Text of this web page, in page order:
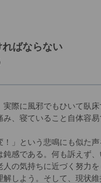
ばならない
際に風邪でもひいて臥
、寝ていること自体容易
」という悲鳴にも似た
感である。何も訴えず
の気持ちに近づく努力
しよう。そして、現状